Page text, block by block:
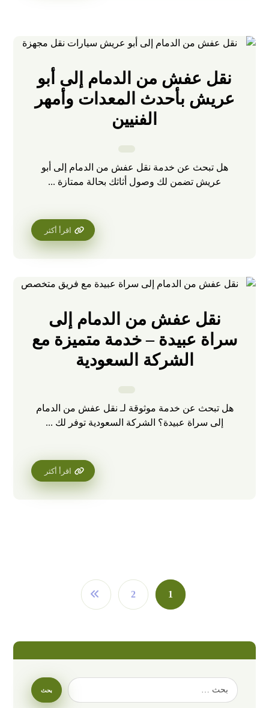
نقل عفش من الدمام إلى أبو
عريش بأحدث المعدات وأمهر
الفنيين
هل تبحث عن خدمة نقل عفش من الدمام إلى أبو
عريش تضمن لك وصول أثاثك بحالة ممتازة ...
اقرأ أكثر
نقل عفش من الدمام إلى
سراة عبيدة – خدمة متميزة مع
الشركة السعودية
هل تبحث عن خدمة موثوقة لـ نقل عفش من الدمام
إلى سراة عبيدة؟ الشركة السعودية توفر لك ...
اقرأ أكثر
1
2